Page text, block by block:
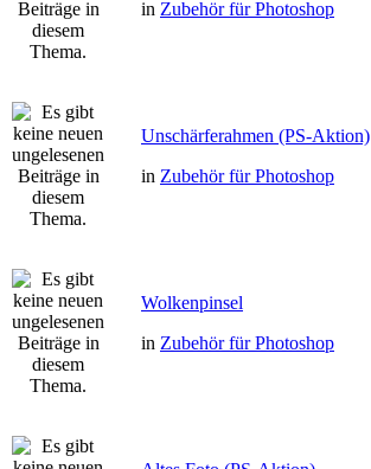
in Zubehör für Photoshop
Unschärferahmen (PS-Aktion)
in Zubehör für Photoshop
Wolkenpinsel
in Zubehör für Photoshop